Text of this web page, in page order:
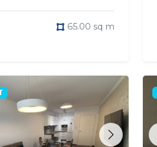
65.00 sq m
Next